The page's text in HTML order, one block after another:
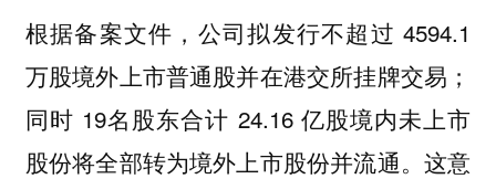
根据备案文件，公司拟发行不超过 4594.1
万股境外上市普通股并在港交所挂牌交易；
同时 19名股东合计 24.16 亿股境内未上市
股份将全部转为境外上市股份并流通。这意